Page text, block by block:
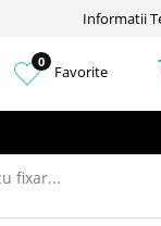
Informatii
0
Favorite
fixar...